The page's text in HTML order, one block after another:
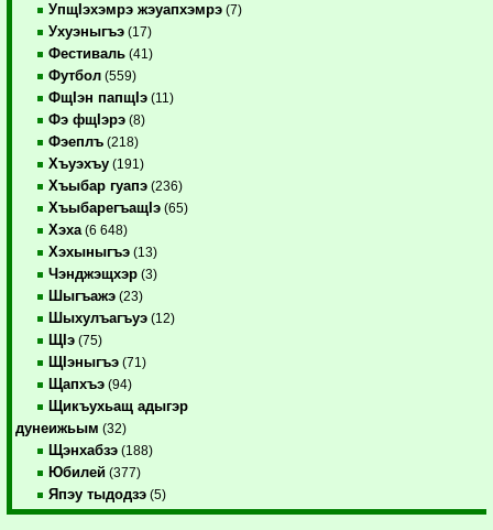
УпщIэхэмрэ жэуапхэмрэ (7)
Ухуэныгъэ (17)
Фестиваль (41)
Футбол (559)
ФщIэн папщIэ (11)
Фэ фщIэрэ (8)
Фэеплъ (218)
Хъуэхъу (191)
Хъыбар гуапэ (236)
ХъыбарегъащIэ (65)
Хэха (6 648)
Хэхыныгъэ (13)
Чэнджэщхэр (3)
Шыгъажэ (23)
Шыхулъагъуэ (12)
ЩIэ (75)
ЩIэныгъэ (71)
Щапхъэ (94)
Щикъухьащ адыгэр
дунеижьым (32)
Щэнхабзэ (188)
Юбилей (377)
Япэу тыдодзэ (5)